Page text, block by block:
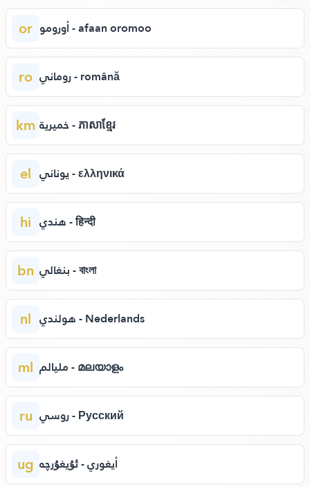
or أورومو - afaan oromoo
ro روماني - română
km خميرية - ភាសាខ្មែរ
el يوناني - ελληνικά
hi هندي - हिन्दी
bn بنغالي - বাংলা
nl هولندي - Nederlands
ml مليالم - മലയാളം
ru روسي - Русский
ug أيغوري - ئۇيغۇرچە